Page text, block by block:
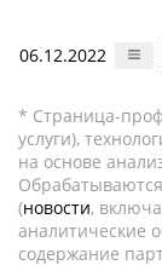
06.12.2022
* Страница-
услуги),
на основе
(новости,
аналитические
содержание